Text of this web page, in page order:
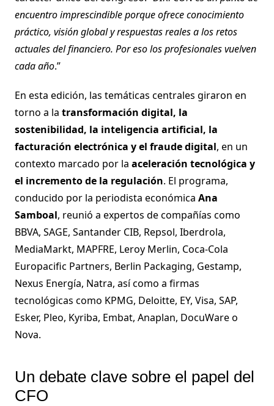
encuentro imprescindible porque ofrece conocimiento
práctico, visión global y respuestas reales a los retos
actuales del financiero. Por eso los profesionales vuelven
cada año.”
En esta edición, las temáticas centrales giraron en
torno a la transformación digital, la
sostenibilidad, la inteligencia artificial, la
facturación electrónica y el fraude digital, en un
contexto marcado por la aceleración tecnológica y
el incremento de la regulación. El programa,
conducido por la periodista económica Ana
Samboal, reunió a expertos de compañías como
BBVA, SAGE, Santander CIB, Repsol, Iberdrola,
MediaMarkt, MAPFRE, Leroy Merlin, Coca-Cola
Europacific Partners, Berlin Packaging, Gestamp,
Nexus Energía, Natra, así como a firmas
tecnológicas como KPMG, Deloitte, EY, Visa, SAP,
Esker, Pleo, Kyriba, Embat, Anaplan, DocuWare o
Nova.
Un debate clave sobre el papel del
CFO